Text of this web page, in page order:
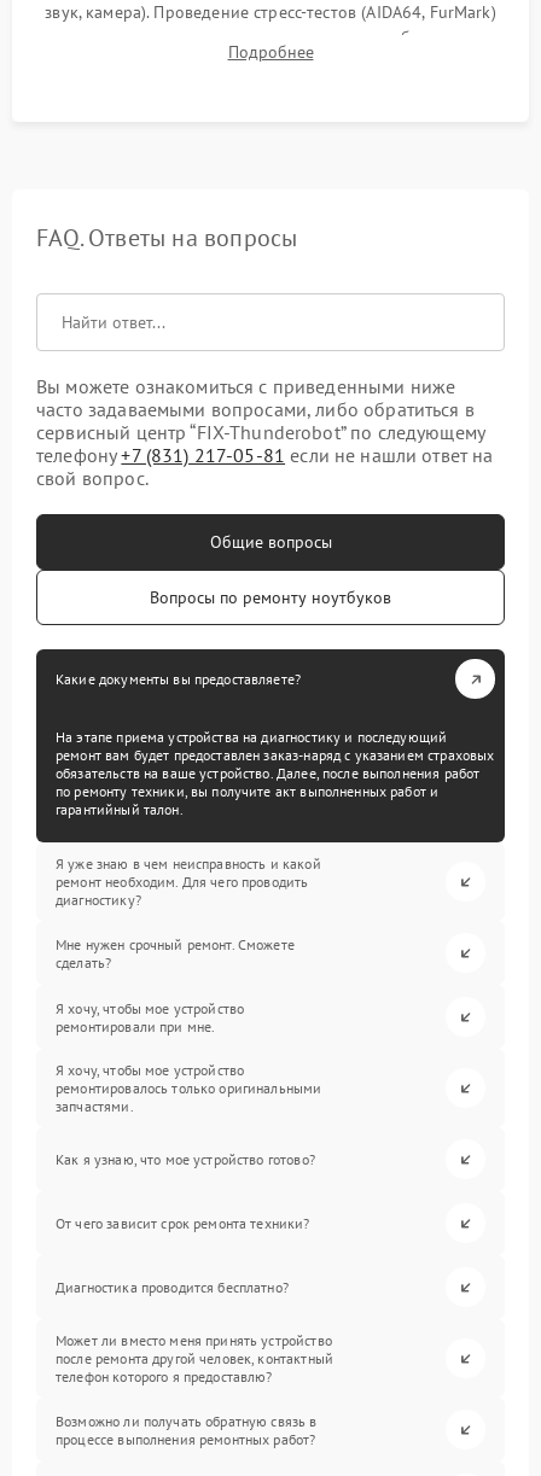
звук, камера). Проведение стресс-тестов (AIDA64, FurMark)
для контроля температурного режима и стабильности
системы под пиковой нагрузкой.
Подробнее
FAQ. Ответы на вопросы
Вы можете ознакомиться с приведенными ниже
часто задаваемыми вопросами, либо обратиться в
сервисный центр “FIX-Thunderobot” по следующему
телефону+7 (831) 217-05-81 если не нашли ответ на
свой вопрос.
Общие вопросы
Вопросы по ремонту ноутбуков
Какие документы вы предоставляете?
На этапе приема устройства на диагностику и последующий
ремонт вам будет предоставлен заказ-наряд с указанием страховых
обязательств на ваше устройство. Далее, после выполнения работ
по ремонту техники, вы получите акт выполненных работ и
гарантийный талон.
Я уже знаю в чем неисправность и какой
ремонт необходим. Для чего проводить
диагностику?
Мне нужен срочный ремонт. Сможете
сделать?
Я хочу, чтобы мое устройство
ремонтировали при мне.
Я хочу, чтобы мое устройство
ремонтировалось только оригинальными
запчастями.
Как я узнаю, что мое устройство готово?
От чего зависит срок ремонта техники?
Диагностика проводится бесплатно?
Может ли вместо меня принять устройство
после ремонта другой человек, контактный
телефон которого я предоставлю?
Возможно ли получать обратную связь в
процессе выполнения ремонтных работ?